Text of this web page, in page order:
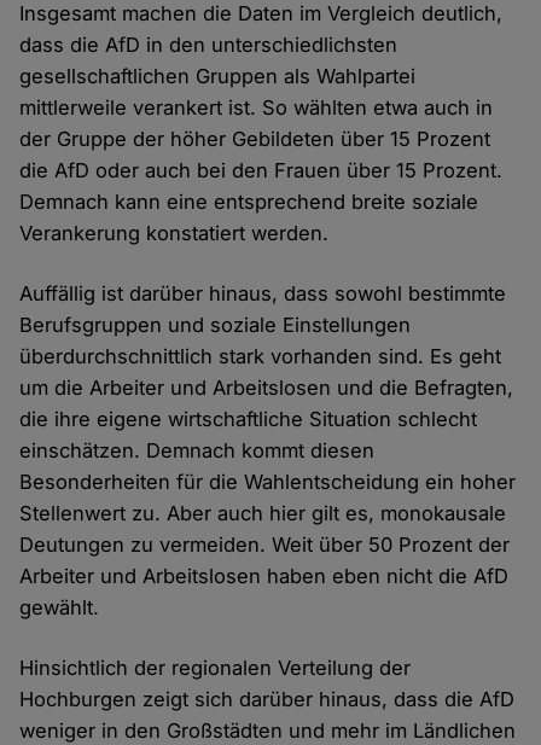
Insgesamt machen die Daten im Vergleich deutlich,
dass die AfD in den unterschiedlichsten
gesellschaftlichen Gruppen als Wahlpartei
mittlerweile verankert ist. So wählten etwa auch in
der Gruppe der höher Gebildeten über 15 Prozent
die AfD oder auch bei den Frauen über 15 Prozent.
Demnach kann eine entsprechend breite soziale
Verankerung konstatiert werden.
Auffällig ist darüber hinaus, dass sowohl bestimmte
Berufsgruppen und soziale Einstellungen
überdurchschnittlich stark vorhanden sind. Es geht
um die Arbeiter und Arbeitslosen und die Befragten,
die ihre eigene wirtschaftliche Situation schlecht
einschätzen. Demnach kommt diesen
Besonderheiten für die Wahlentscheidung ein hoher
Stellenwert zu. Aber auch hier gilt es, monokausale
Deutungen zu vermeiden. Weit über 50 Prozent der
Arbeiter und Arbeitslosen haben eben nicht die AfD
gewählt.
Hinsichtlich der regionalen Verteilung der
Hochburgen zeigt sich darüber hinaus, dass die AfD
weniger in den Großstädten und mehr im Ländlichen